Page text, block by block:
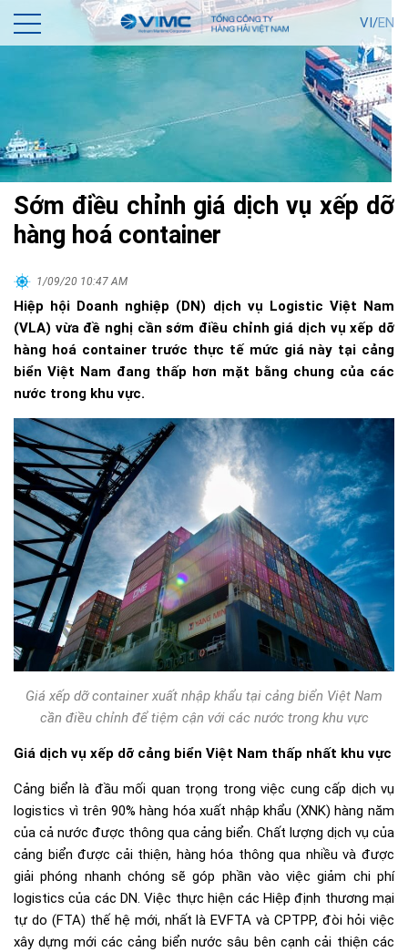
VI/EN
Sớm điều chỉnh giá dịch vụ xếp dỡ
hàng hoá container
1/09/20 10:47 AM
Hiệp hội Doanh nghiệp (DN) dịch vụ Logistic Việt Nam
(VLA) vừa đề nghị cần sớm điều chỉnh giá dịch vụ xếp dỡ
hàng hoá container trước thực tế mức giá này tại cảng
biển Việt Nam đang thấp hơn mặt bằng chung của các
nước trong khu vực.
Giá xếp dỡ container xuất nhập khẩu tại cảng biển Việt Nam
cần điều chỉnh để tiệm cận với các nước trong khu vực
Giá dịch vụ xếp dỡ cảng biển Việt Nam thấp nhất khu vực
Cảng biển là đầu mối quan trọng trong việc cung cấp dịch vụ
logistics vì trên 90% hàng hóa xuất nhập khẩu (XNK) hàng năm
của cả nước được thông qua cảng biển. Chất lượng dịch vụ của
cảng biển được cải thiện, hàng hóa thông qua nhiều và được
giải phóng nhanh chóng sẽ góp phần vào việc giảm chi phí
logistics của các DN. Việc thực hiện các Hiệp định thương mại
tự do (FTA) thế hệ mới, nhất là EVFTA và CPTPP, đòi hỏi việc
xây dựng mới các cảng biển nước sâu bên cạnh cải thiện các